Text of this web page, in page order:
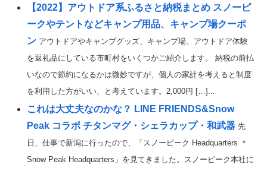
【2022】アウトドア系ふるさと納税まとめ スノーピ
ークやテントなどキャンプ用品、キャンプ場クーポ
ン アウトドアやキャンプグッズ、キャンプ場、アウトドア体験
を返礼品にしている市町村をいくつかご紹介します。 納税の前払
いなので節約になるかは微妙ですが、個人の家計を考えると制度
を利用した方がいい、と考えています。2,000円 […]...
これは大丈夫なのかな？ LINE FRIENDS&Snow
Peak コラボ チタンマグ・シェラカップ・和武器 先
日、仕事で新潟に行ったので、「スノーピーク Headquarters ＊
Snow Peak Headquarters」を見てきました。スノーピーク本社に